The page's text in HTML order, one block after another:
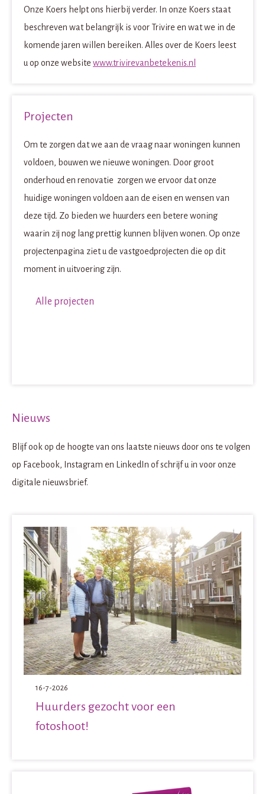
Onze Koers helpt ons hierbij verder. In onze Koers staat
beschreven wat belangrijk is voor Trivire en wat we in de
komende jaren willen bereiken. Alles over de Koers leest
u op onze website www.trivirevanbetekenis.nl
Projecten
Om te zorgen dat we aan de vraag naar woningen kunnen
voldoen, bouwen we nieuwe woningen. Door groot
onderhoud en renovatie zorgen we ervoor dat onze
huidige woningen voldoen aan de eisen en wensen van
deze tijd. Zo bieden we huurders een betere woning
waarin zij nog lang prettig kunnen blijven wonen. Op onze
projectenpagina ziet u de vastgoedprojecten die op dit
moment in uitvoering zijn.
Alle projecten
Nieuws
Blijf ook op de hoogte van ons laatste nieuws door ons te volgen
op Facebook, Instagram en LinkedIn of schrijf u in voor onze
digitale nieuwsbrief.
Huurders gezocht voor een
fotoshoot!
16-7-2026